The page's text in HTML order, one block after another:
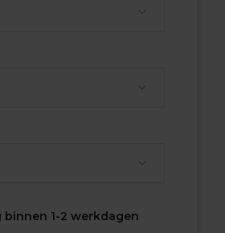
binnen 1-2 werkdagen